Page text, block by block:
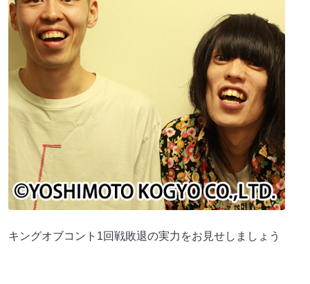
キングオブコント1回戦敗退の実⼒をお⾒せしましょう